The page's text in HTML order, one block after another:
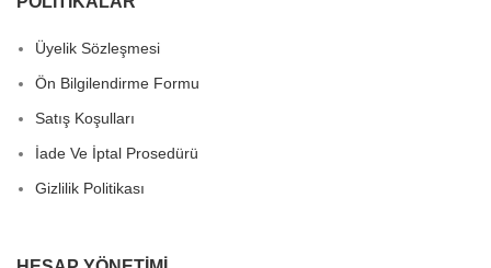
Üyelik Sözleşmesi
Ön Bilgilendirme Formu
Satış Koşulları
İade Ve İptal Prosedürü
Gizlilik Politikası